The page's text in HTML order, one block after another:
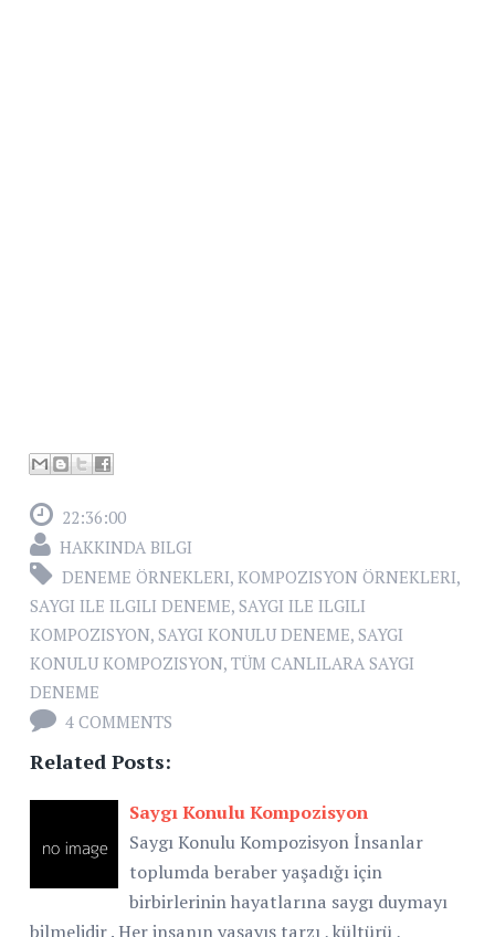
22:36:00
HAKKINDA BILGI
DENEME ÖRNEKLERI, KOMPOZISYON ÖRNEKLERI,
SAYGI ILE ILGILI DENEME, SAYGI ILE ILGILI
KOMPOZISYON, SAYGI KONULU DENEME, SAYGI
KONULU KOMPOZISYON, TÜM CANLILARA SAYGI
DENEME
4 COMMENTS
Related Posts:
Saygı Konulu Kompozisyon
Saygı Konulu Kompozisyon İnsanlar
toplumda beraber yaşadığı için
birbirlerinin hayatlarına saygı duymayı
bilmelidir . Her insanın yaşayış tarzı , kültürü ,